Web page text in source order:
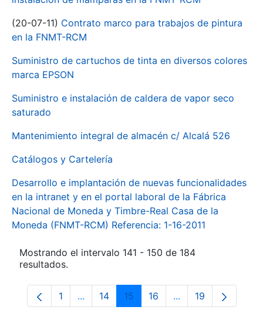
(20-07-11) Contrato marco para trabajos de pintura
en la FNMT-RCM
Suministro de cartuchos de tinta en diversos colores
marca EPSON
Suministro e instalación de caldera de vapor seco
saturado
Mantenimiento integral de almacén c/ Alcalá 526
Catálogos y Cartelería
Desarrollo e implantación de nuevas funcionalidades
en la intranet y en el portal laboral de la Fábrica
Nacional de Moneda y Timbre-Real Casa de la
Moneda (FNMT-RCM) Referencia: 1-16-2011
Mostrando el intervalo 141 - 150 de 184
resultados.
Página
1 ...Páginas intermedias Use TAB para
Página
14 Página
15 Página
16 ...PáginasPágina
19